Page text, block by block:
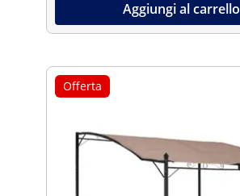
Aggiungi al carrello
Offerta